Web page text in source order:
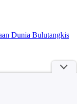
Dunia Bulutangkis